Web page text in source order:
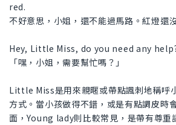
red.
不好意思，小姐，還不能過馬路。紅燈還
Hey, Little Miss, do you need any
「嘿，小姐，需要幫忙嗎？」
Little Miss是用來親暱或帶點諷刺地稱呼
方式。當小孩做得不錯，或是有點調皮時
面，Young lady則比較常見，是帶有尊重